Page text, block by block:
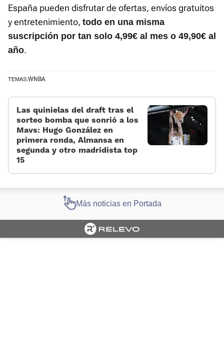
España pueden disfrutar de ofertas, envíos gratuitos
y entretenimiento, todo en una misma
suscripción por tan solo 4,99€ al mes o 49,90€ al
año.
TEMAS:WNBA
Las quinielas del draft tras el
sorteo bomba que sonrió a los
Mavs: Hugo González en
primera ronda, Almansa en
segunda y otro madridista top
15
Más noticias en Portada